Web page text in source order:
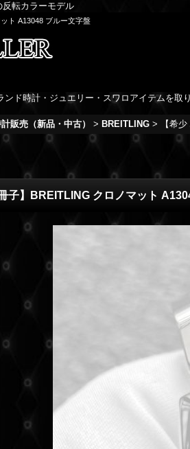
転カラーモデル
ト A13048 ブルー文字盤
ンド時計・ジュエリー・スワロアイテムを取
販売（新品・中古） > BREITLING > 【希
冊子】BREITLING クロノマット